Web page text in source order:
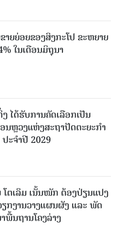
າຍຍ່ອຍຂອງສິງກະໂປ ຂະຫຍາຍ
ໃນເດືອນມິຖຸນາ
ໄດ້ຮັບການຄັດເລືອກເປັນ
ນຫຼວງແຫ່ງສະຖາປັດຕະຍະກຳ
ະຈຳປີ 2029
ໂຕ​ເລິມ ເນັ້ນໜັກ ຕ້ອງ​ປ່ຽນ​ແປງ​
ກ​ງານ​ວາງ​ແຜນ​ຜັງ ແລະ ​ພັດ​
ພື້ນ​ຖານ​ໂຄງ​ລ່າງ